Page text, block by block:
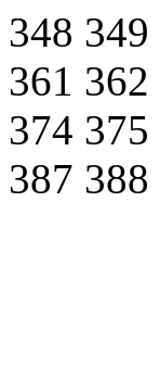
348 349
361 362
374 375
387 388